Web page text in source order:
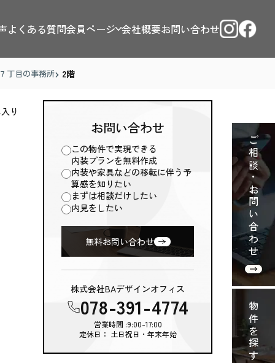
よくある質問会員ページ 会社概要お問い合わせ
ご相談・お問い合わせ
物件を探す
丁目の事務所 2階
り
お問い合わせ
この物件で実現できる
内装プランを無料作成
内装や家具などの移転に伴う予
算感を知りたい
まずは相談だけしたい
内見をしたい
無料お問い合わせ
株式会社BAデザインオフィス
078-391-4774
営業時間 :9:00-17:00
定休日： 土日祝日・年末年始